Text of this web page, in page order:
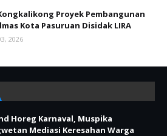
Proyek Pembangunan
Kota Pasuruan Disidak LIRA
2026
Horeg Karnaval, Muspika
Mediasi Keresahan Warga